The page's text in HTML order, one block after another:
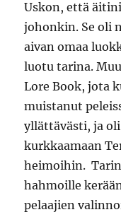
Uskon, että
johonkin. Se oli
aivan omaa
luotu tarina.
Lore Book, jota
muistanut
yllättävästi, ja
kurkkaamaan
heimoihin.
hahmoille
pelaajien